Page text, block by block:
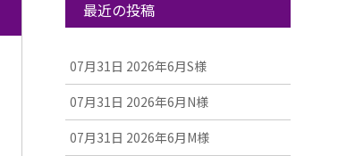
最近の投稿
07月31日 2026年6月S様
07月31日 2026年6月N様
07月31日 2026年6月M様